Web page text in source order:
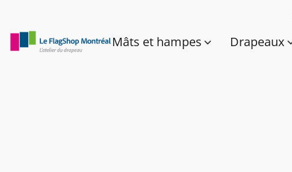
Mâts et hampes Drapeaux